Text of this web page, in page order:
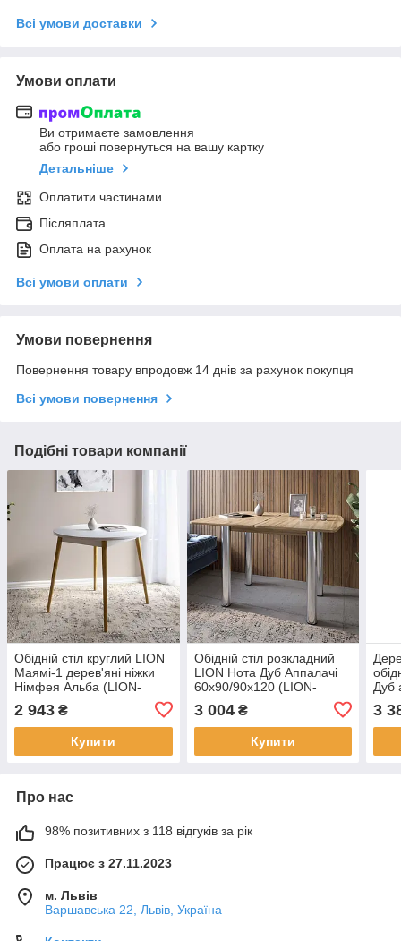
Всі умови доставки
Умови оплати
Ви отримаєте замовлення
або гроші повернуться на вашу картку
Детальніше
Оплатити частинами
Післяплата
Оплата на рахунок
Всі умови оплати
Умови повернення
Повернення товару впродовж 14 днів за рахунок покупця
Всі умови повернення
Подібні товари компанії
Обідній стіл круглий LION
Маямі-1 дерев'яні ніжки
Німфея Альба (LION-
2 943 ₴
Купити
Обідній стіл розкладний
LION Нота Дуб Аппалачі
60x90/90x120 (LION-
3 004₴
Купити
Дуб
3
Про нас
98% позитивних з 118 відгуків за рік
Працює з 27.11.2023
м. Львів
Варшавська 22, Львів, Україна